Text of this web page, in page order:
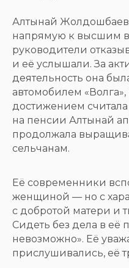
Алтынай
напрямую к высшим
руководители
и её услышали. За
деятельность она
автомобилем
достижением
на пенсии Алтынай
продолжала
сельчанам.
Её современники
женщиной — но с
с добротой матери и
Сидеть без дела в её
невозможно». Её
прислушивались, её